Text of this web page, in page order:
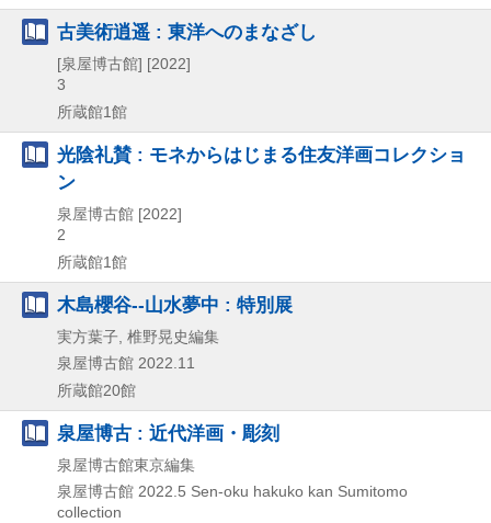
古美術逍遥 : 東洋へのまなざし
[泉屋博古館] [2022]
3
所蔵館1館
光陰礼賛 : モネからはじまる住友洋画コレクショ
ン
泉屋博古館 [2022]
2
所蔵館1館
木島櫻谷--山水夢中 : 特別展
実方葉子, 椎野晃史編集
泉屋博古館 2022.11
所蔵館20館
泉屋博古 : 近代洋画・彫刻
泉屋博古館東京編集
泉屋博古館 2022.5 Sen-oku hakuko kan Sumitomo
collection